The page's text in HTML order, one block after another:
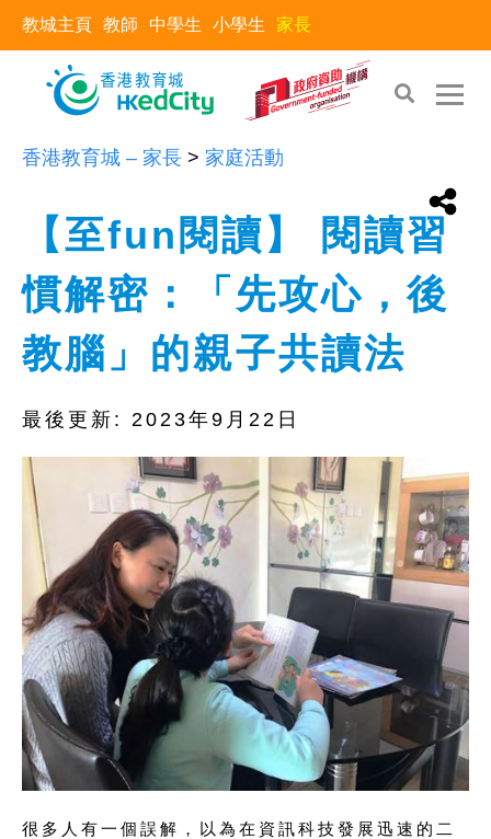
教城主頁 教師 中學生 小學生 家長
香港教育城 – 家長 > 家庭活動
【至fun閱讀】 閱讀習
慣解密：「先攻心，後
教腦」的親子共讀法
最後更新: 2023年9月22日
很多人有一個誤解，以為在資訊科技發展迅速的二